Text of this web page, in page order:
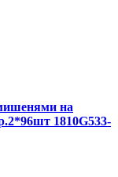
на
1810G533-